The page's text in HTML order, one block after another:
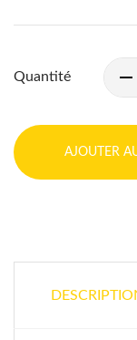
Quantité
AJOUTER